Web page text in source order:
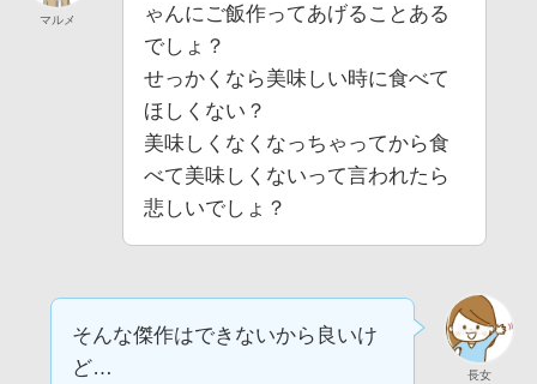
マルメ
ゃんにご飯作ってあげることある
でしょ？
せっかくなら美味しい時に食べて
ほしくない？
美味しくなくなっちゃってから食
べて美味しくないって言われたら
悲しいでしょ？
長女
そんな傑作はできないから良いけ
ど…